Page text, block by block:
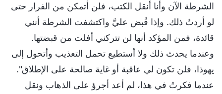
الشرطة الآن وأنا أنقل الكتب، فلن أتمكن من الفرار حتى
لو أردتُ ذلك. وإذا قُبض عليَّ واكتشفت الشرطة أنني
قائدة، فمن المؤكد أنها لن تتركني أفلت من قبضتها.
وعندما يحدث ذلك ولا أستطيع تحمل التعذيب وأتحول إلى
يهوذا، فلن تكون لي عاقبة أو غاية صالحة على الإطلاق".
عندما فكرتُ في هذا، لم أعد أجرؤ على الذهاب ونقل